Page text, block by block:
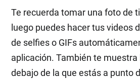
Te recuerda tomar una foto de
luego puedes hacer tus videos
de selfies o GIFs
aplicación. También te
debajo de la que estás a punto